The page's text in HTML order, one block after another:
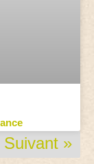
Suivant »